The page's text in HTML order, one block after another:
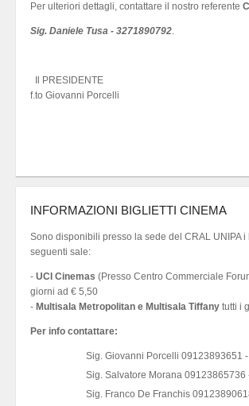
Per ulteriori dettagli, contattare il nostro referente
Sig. Daniele Tusa - 3271890792.
Il PRESIDENTE
f.to Giovanni Porcelli
INFORMAZIONI BIGLIETTI CINEMA
Sono disponibili presso la sede del CRAL UNIPA
seguenti sale:
- UCI Cinemas (Presso Centro Commerciale
giorni ad € 5,50
- Multisala Metropolitan e Multisala Tiffany tutti i
Per info contattare:
Sig. Giovanni Porcelli 09123893651
Sig. Salvatore Morana 09123865736
Sig. Franco De Franchis